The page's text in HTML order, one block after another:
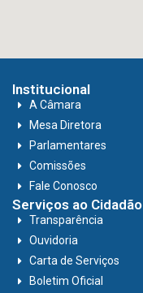
Institucional
A Câmara
Mesa Diretora
Parlamentares
Comissões
Fale Conosco
Serviços ao Cidadão
Transparência
Ouvidoria
Carta de Serviços
Boletim Oficial